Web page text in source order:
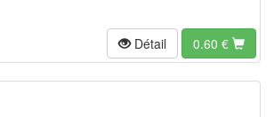
Détail 0.60 €